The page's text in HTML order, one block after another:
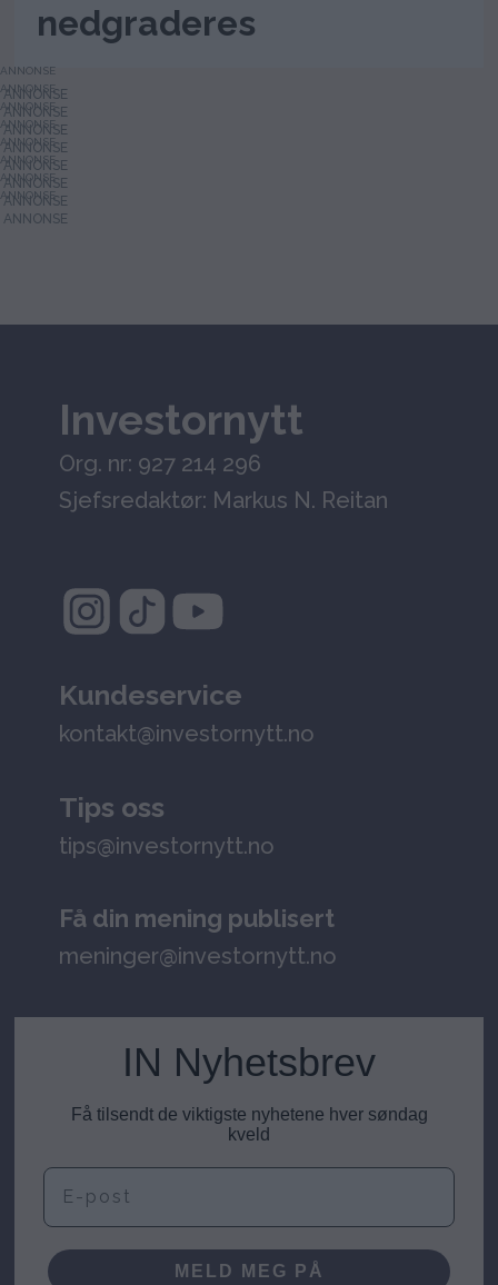
nedgraderes
ANNONSE
ANNONSE
ANNONSE
ANNONSE
ANNONSE
ANNONSE
ANNONSE
ANNONSE
Investornytt
Org. nr: 927 214 296
Sjefsredaktør: Markus N. Reitan
Kundeservice
kontakt@investornytt.no
Tips oss
tips@investornytt.no
Få din mening publisert
meninger@investornytt.no
IN Nyhetsbrev
Få tilsendt de viktigste nyhetene hver søndag
kveld
E-post
MELD MEG PÅ